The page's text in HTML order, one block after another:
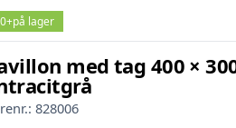
på lager
med tag 400 ×
828006